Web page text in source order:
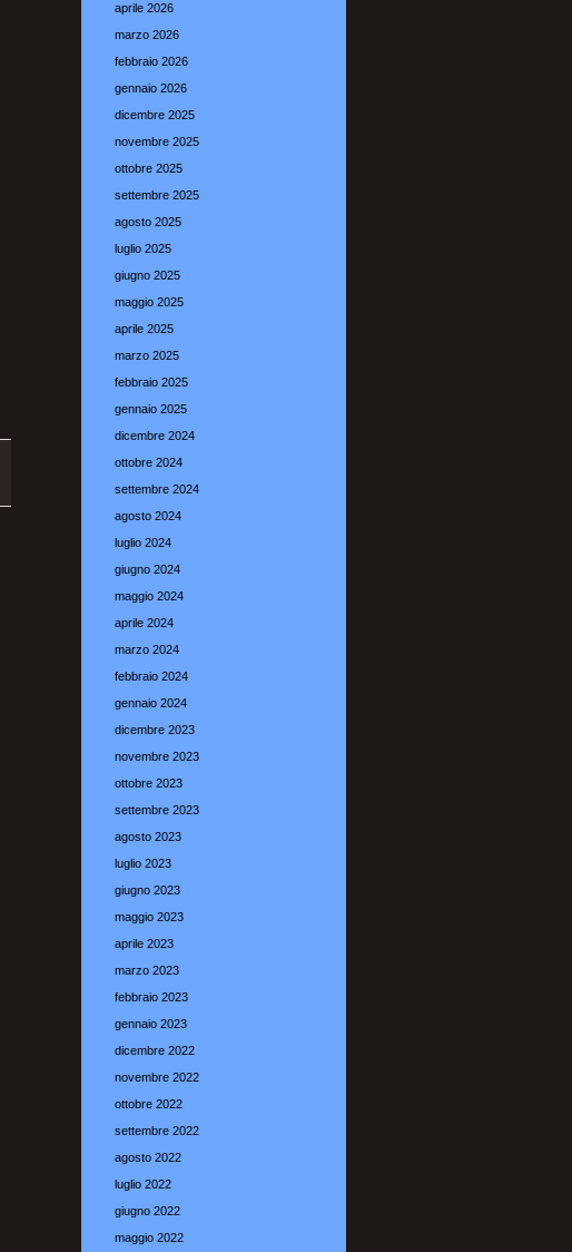
aprile 2026
marzo 2026
febbraio 2026
gennaio 2026
dicembre 2025
novembre 2025
ottobre 2025
settembre 2025
agosto 2025
luglio 2025
giugno 2025
maggio 2025
aprile 2025
marzo 2025
febbraio 2025
gennaio 2025
dicembre 2024
ottobre 2024
settembre 2024
agosto 2024
luglio 2024
giugno 2024
maggio 2024
aprile 2024
marzo 2024
febbraio 2024
gennaio 2024
dicembre 2023
novembre 2023
ottobre 2023
settembre 2023
agosto 2023
luglio 2023
giugno 2023
maggio 2023
aprile 2023
marzo 2023
febbraio 2023
gennaio 2023
dicembre 2022
novembre 2022
ottobre 2022
settembre 2022
agosto 2022
luglio 2022
giugno 2022
maggio 2022